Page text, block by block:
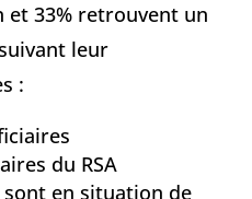
33% retrouvent un
leur
:
du RSA
sont en situation de